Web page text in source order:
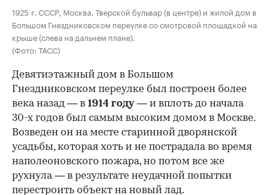
1925 г. СССР, Москва. Тверской бульвар (в центре) и жилой дом в
Большом Гнездниковском переулке со смотровой площадкой на
крыше (слева на дальнем плане).
(Фото: ТАСС)
Девятиэтажный дом в Большом
Гнездниковском переулке был построен более
века назад — в 1914 году — и вплоть до начала
30-х годов был самым высоким домом в Москве.
Возведен он на месте старинной дворянской
усадьбы, которая хоть и не пострадала во время
наполеоновского пожара, но потом все же
рухнула — в результате неудачной попытки
перестроить объект на новый лад.